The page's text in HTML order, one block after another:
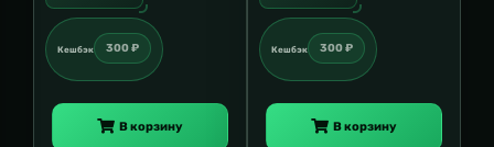
Кешбэк 300 ₽
В корзину
Кешбэк 300 ₽
В корзину